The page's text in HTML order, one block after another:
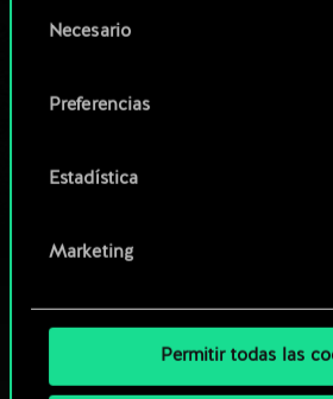
Encontrarás todos los detalles
preferencias al respecto en el
deNecesario
Preferencias
Estadística
Marketing
Permitir todas las